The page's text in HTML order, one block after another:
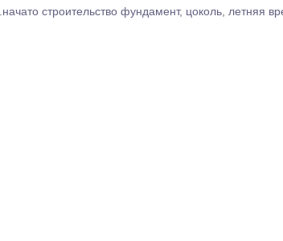
строительство фундамент, цоколь, летняя